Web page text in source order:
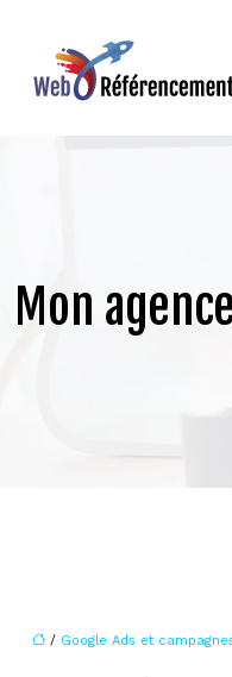
Mon
/ Google Ads et